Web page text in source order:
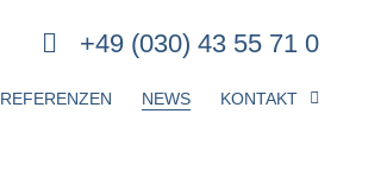
+49 (030) 43 55 71 0
REFERENZEN NEWS KONTAKT